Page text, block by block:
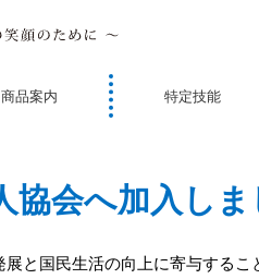
商品案内 特定技能
協会へ加入しま
と国民生活の向上に寄与する